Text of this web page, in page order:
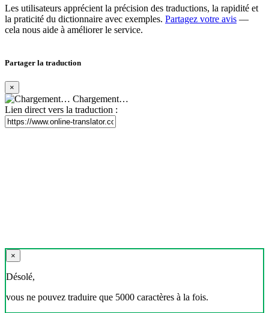
Les utilisateurs apprécient la précision des traductions, la rapidité et
la praticité du dictionnaire avec exemples. Partagez votre avis —
cela nous aide à améliorer le service.
Partager la traduction
×
Chargement…
Lien direct vers la traduction :
×
Désolé,
vous ne pouvez traduire que 5000 caractères à la fois.